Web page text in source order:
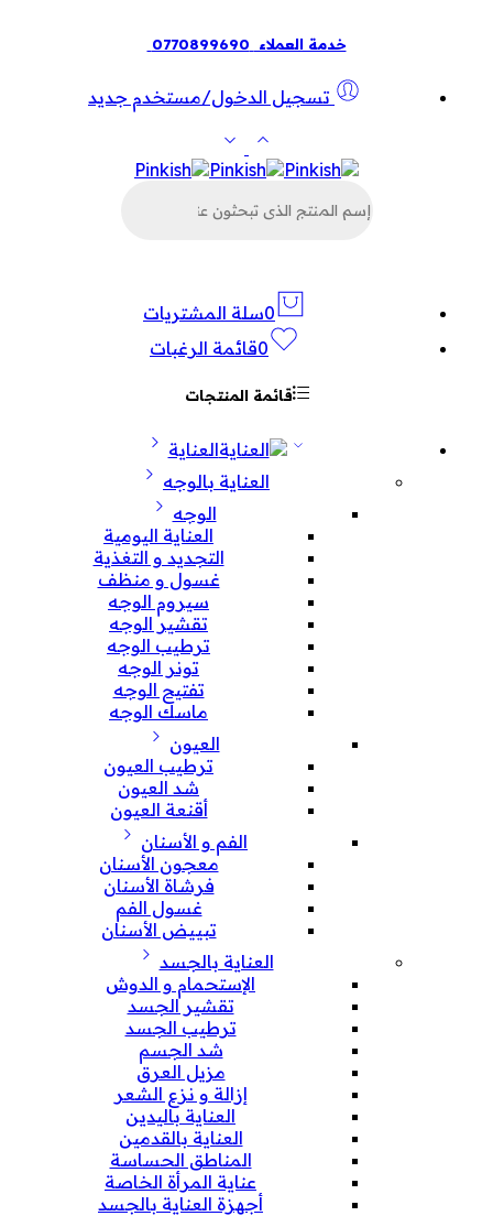
خدمة العملاء 0770899690
تسجيل الدخول/مستخدم جديد
عن
0سلة المشتريات
0قائمة الرغبات
قائمة المنتجات
العناية
العناية بالوجه
الوجه
العناية اليومية
التجديد و التغذية
غسول و منظف
سيروم الوجه
تقشير الوجه
ترطيب الوجه
تونر الوجه
تفتيح الوجه
ماسك الوجه
العيون
ترطيب العيون
شد العيون
أقنعة العيون
الفم و الأسنان
معجون الأسنان
فرشاة الأسنان
غسول الفم
تبييض الأسنان
العناية بالجسد
الإستحمام و الدوش
تقشير الجسد
ترطيب الجسد
شد الجسم
مزيل العرق
إزالة و نزع الشعر
العناية باليدين
العناية بالقدمين
المناطق الحساسة
عناية المرأة الخاصة
أجهزة العناية بالجسد